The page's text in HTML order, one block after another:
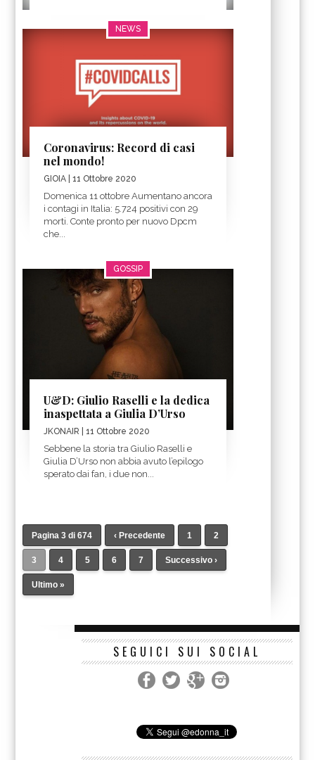
NEWS
Coronavirus: Record di casi
nel mondo!
GIOIA | 11 Ottobre 2020
Domenica 11 ottobre Aumentano ancora
i contagi in Italia: 5.724 positivi con 29
morti. Conte pronto per nuovo Dpcm
che...
GOSSIP
U&D: Giulio Raselli e la dedica
inaspettata a Giulia D’Urso
JKONAIR | 11 Ottobre 2020
Sebbene la storia tra Giulio Raselli e
Giulia D’Urso non abbia avuto l’epilogo
sperato dai fan, i due non...
Pagina 3 di 674 ‹ Precedente 1 2
3 4 5 6 7 Successivo ›
Ultimo »
SEGUICI SUI SOCIAL